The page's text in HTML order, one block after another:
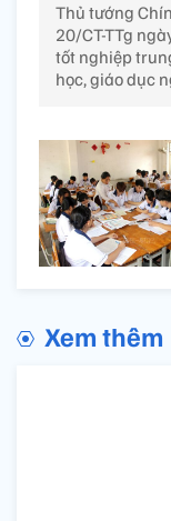
Thủ tướng
20/CT-TTg
tốt nghiệp
học, giáo dục
Xem thêm